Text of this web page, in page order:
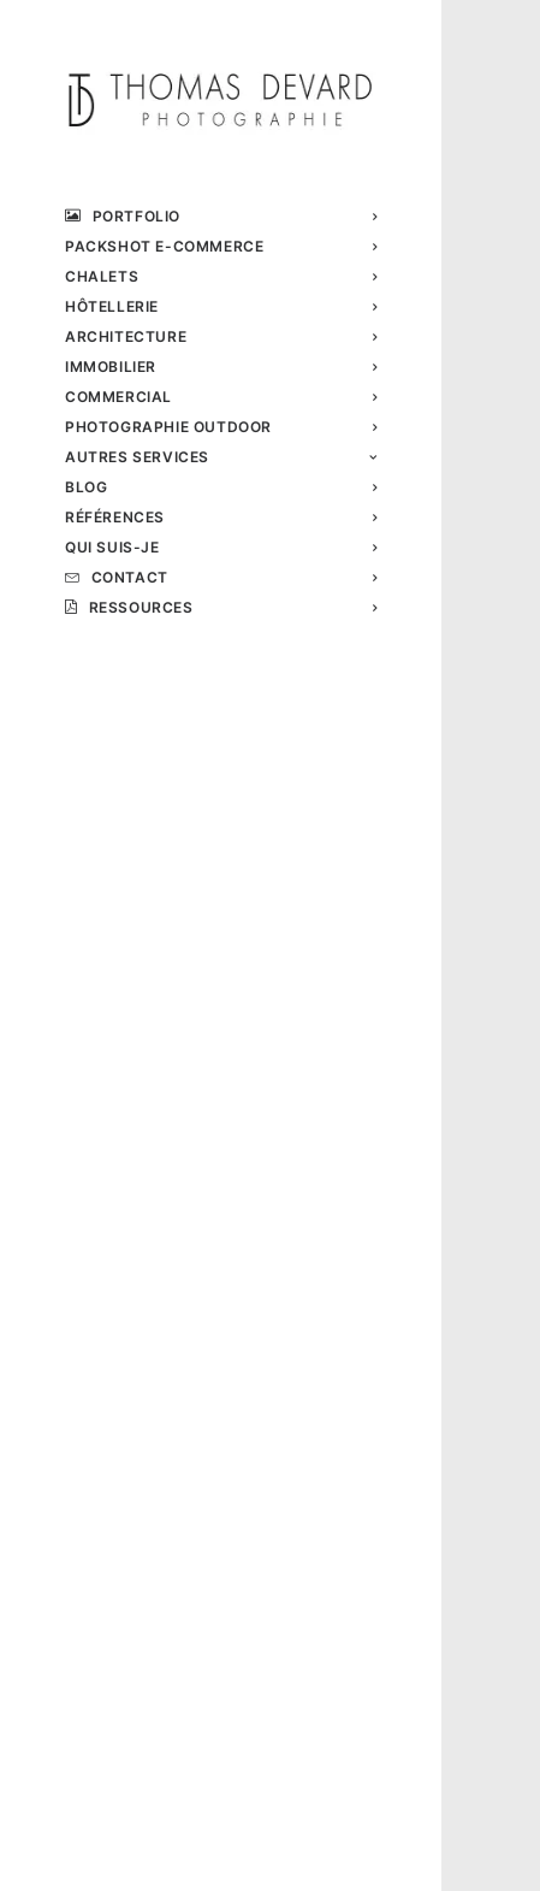
PORTFOLIO
PACKSHOT E-COMMERCE
CHALETS
HÔTELLERIE
ARCHITECTURE
IMMOBILIER
COMMERCIAL
PHOTOGRAPHIE OUTDOOR
AUTRES SERVICES
BLOG
RÉFÉRENCES
QUI SUIS-JE
CONTACT
RESSOURCES